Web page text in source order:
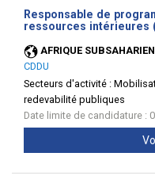
Responsable de
ressources intérieures
AFRIQUE
CDDU
Secteurs d'activité :
redevabilité publiques
Date limite de candidature :